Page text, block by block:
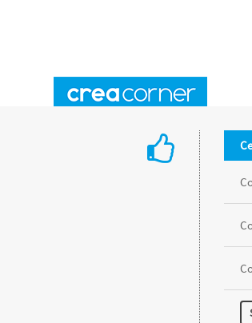
Tous les produits sont vendus dans la limite